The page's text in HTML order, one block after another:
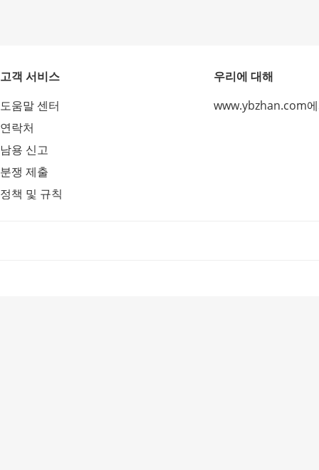
고객 서비스
도움말 센터
연락처
남용 신고
분쟁 제출
정책 및 규칙
우리에 대해
www.ybzhan.com